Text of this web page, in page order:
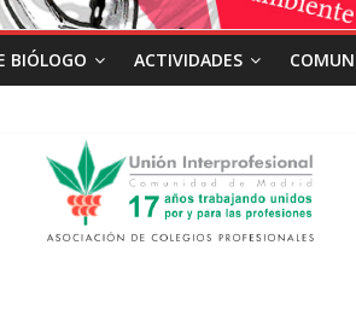
BIÓLOGO ACTIVIDADES